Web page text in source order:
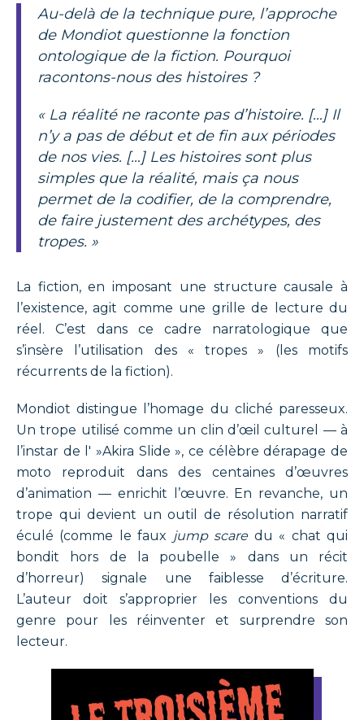
Au-delà de la technique pure, l’approche
de Mondiot questionne la fonction
ontologique de la fiction. Pourquoi
racontons-nous des histoires ?
« La réalité ne raconte pas d’histoire. […] Il
n’y a pas de début et de fin aux périodes
de nos vies. […] Les histoires sont plus
simples que la réalité, mais ça nous
permet de la codifier, de la comprendre,
de faire justement des archétypes, des
tropes. »
La fiction, en imposant une structure causale à
l’existence, agit comme une grille de lecture du
réel. C’est dans ce cadre narratologique que
s’insère l’utilisation des « tropes » (les motifs
récurrents de la fiction).
Mondiot distingue l’homage du cliché paresseux.
Un trope utilisé comme un clin d’œil culturel — à
l’instar de l' »Akira Slide », ce célèbre dérapage de
moto reproduit dans des centaines d’œuvres
d’animation — enrichit l’œuvre. En revanche, un
trope qui devient un outil de résolution narratif
éculé (comme le faux jump scaredu « chat qui
bondit hors de la poubelle » dans un récit
d’horreur) signale une faiblesse d’écriture.
L’auteur doit s’approprier les conventions du
genre pour les réinventer et surprendre son
lecteur.